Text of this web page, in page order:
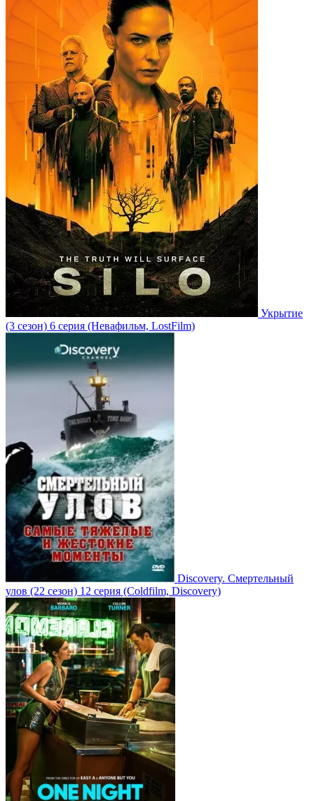
Укрытие
(3 сезон) 6 серия (Невафильм, LostFilm)
Discovery. Смертельный
улов (22 сезон) 12 серия (Coldfilm, Discovery)